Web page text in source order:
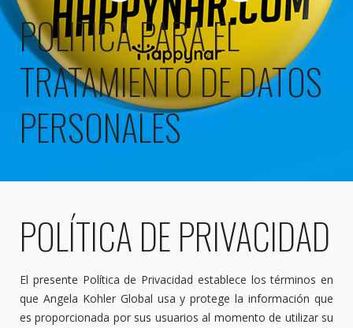
POLITICA PARA EL
TRATAMIENTO DE DATOS
PERSONALES
POLÍTICA DE PRIVACIDAD
El presente Política de Privacidad establece los términos en
que Angela Kohler Global usa y protege la información que
es proporcionada por sus usuarios al momento de utilizar su